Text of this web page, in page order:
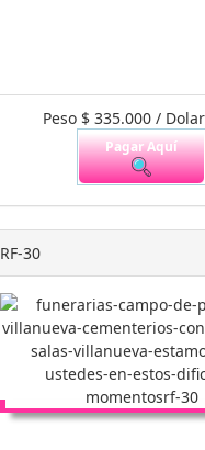
Peso $ 335.000 /
Pagar Aquí
RF-30